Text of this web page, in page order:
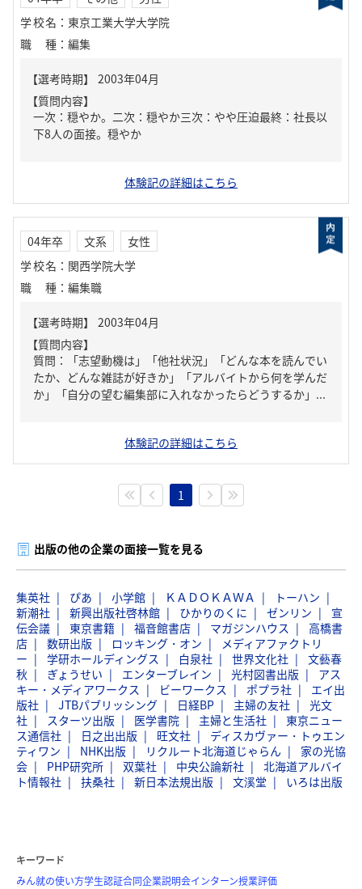
学校名 ： 東京工業大学大学院
職種 ： 編集
【質問内容】
一次：穏やか。二次：穏やか三次：やや圧迫最終：社長以
下8人の面接。穏やか
体験記の詳細はこちら
04年卒 文系
女性
学校名 ： 関西学院大学
職種 ： 編集職
【質問内容】
質問：「志望動機は」「他社状況」「どんな本を読んでい
たか、どんな雑誌が好きか」「アルバイトから何を学んだ
か」「自分の望む編集部に入れなかったらどうするか」...
体験記の詳細はこちら
1
出版の他の企業の面接一覧を見る
集英社 ぴあ 小学館 ＫＡＤＯＫＡＷＡ
トーハン
新潮社
新興出版社啓林館 ひかりのくに ゼンリン
宣
伝会議
東京書籍 福音館書店 マガジンハウス
高橋書
店
数研出版 ロッキング・オン
メディアファクトリ
ー
学研ホールディングス 白泉社 世界文化社
文藝春
秋
ぎょうせい エンターブレイン 光村図書出版
アス
キー・メディアワークス
ビーワークス ポプラ社
エイ出
版社
JTBパブリッシング 日経BP 主婦の友社
光文
社
スターツ出版 医学書院 主婦と生活社
東京ニュー
ス通信社
日之出出版 旺文社
ディスカヴァー・トゥエン
ティワン
NHK出版 リクルート北海道じゃらん
家の光協
会
PHP研究所 双葉社 中央公論新社
北海道アルバイ
ト情報社
扶桑社 新日本法規出版 文溪堂 いろは出版
キーワード
みん就の使い方学生認証合同企業説明会インターン授業評価